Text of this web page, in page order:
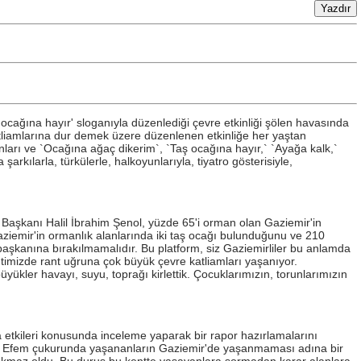
hayır' sloganıyla düzenlediği çevre etkinliği şölen havasında
dur demek üzere düzenlenen etkinliğe her yaştan
ve `Ocağına ağaç dikerim`, `Taş ocağına hayır,` `Ayağa kalk,`
türkülerle, halkoyunlarıyla, tiyatro gösterisiyle,
Halil İbrahim Şenol, yüzde 65'i orman olan Gaziemir'in
ormanlık alanlarında iki taş ocağı bulunduğunu ve 210
bırakılmamalıdır. Bu platform, siz Gaziemirliler bu anlamda
rant uğruna çok büyük çevre katliamları yaşanıyor.
havayı, suyu, toprağı kirlettik. Çocuklarımızın, torunlarımızın
konusunda inceleme yaparak bir rapor hazırlamalarını
çukurunda yaşananların Gaziemir'de yaşanmaması adına bir